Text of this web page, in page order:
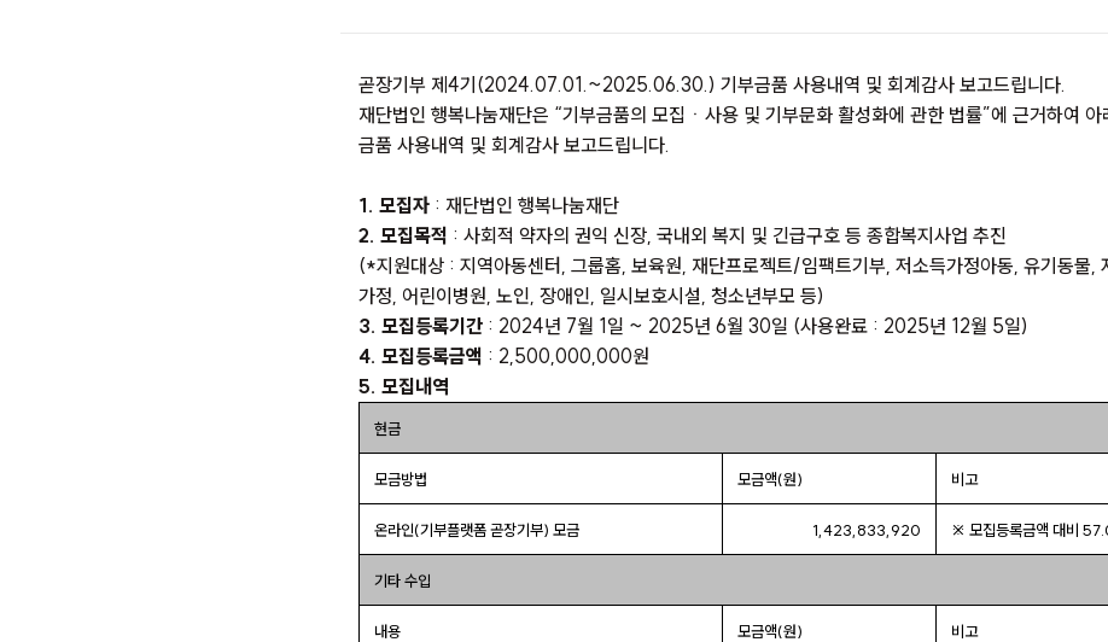
곧장기부 제4기(2024.07.01.~2025.06.30.) 기부금품 사용내역 및 회계감사 보고드립니다.
재단법인 행복나눔재단은 “기부금품의 모집ㆍ사용 및 기부문화 활성화에 관한 법률”에 근거하여
금품 사용내역 및 회계감사 보고드립니다.
1. 모집자 : 재단법인 행복나눔재단
2. 모집목적 : 사회적 약자의 권익 신장, 국내외 복지 및 긴급구호 등 종합복지사업 추진
(*지원대상 : 지역아동센터, 그룹홈, 보육원, 재단프로젝트/임팩트기부, 저소득가정아동, 유기동물,
가정, 어린이병원, 노인, 장애인, 일시보호시설, 청소년부모 등)
3. 모집등록기간 : 2024년 7월 1일 ~ 2025년 6월 30일 (사용완료 : 2025년 12월 5일)
4. 모집등록금액 : 2,500,000,000원
5. 모집내역
현금
모금방법 모금액(원) 비고
온라인(기부플랫폼 곧장기부) 모금 1,423,833,920 ※ 모집등록금액 대비
기타 수입
내용 모금액(원) 비고